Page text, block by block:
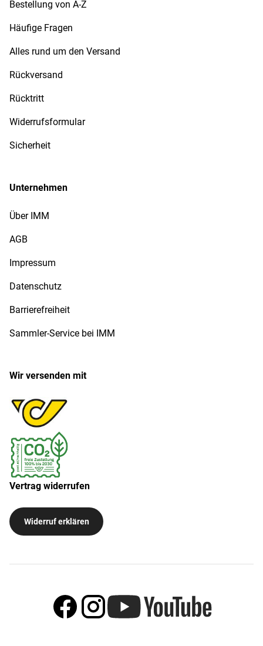
Bestellung von A-Z
Häufige Fragen
Alles rund um den Versand
Rückversand
Rücktritt
Widerrufsformular
Sicherheit
Unternehmen
Über IMM
AGB
Impressum
Datenschutz
Barrierefreiheit
Sammler-Service bei IMM
Wir versenden mit
Vertrag widerrufen
Widerruf erklären